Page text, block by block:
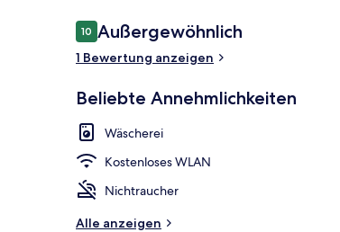
Bewertungen
1010 von 10.
Außergewöhnlich
1 Bewertung anzeigen
Beliebte Annehmlichkeiten
Wäscherei
Kostenloses WLAN
Nichtraucher
Alle anzeigen